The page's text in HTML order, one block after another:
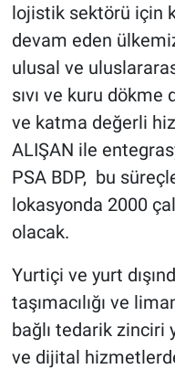
lojistik sektörü için
devam eden
ulusal ve
sıvı ve kuru dökme
ve katma değerli
ALIŞAN ile
PSA BDP, bu
lokasyonda 2000
olacak.
Yurtiçi ve yurt
taşımacılığı ve
bağlı tedarik
ve dijital